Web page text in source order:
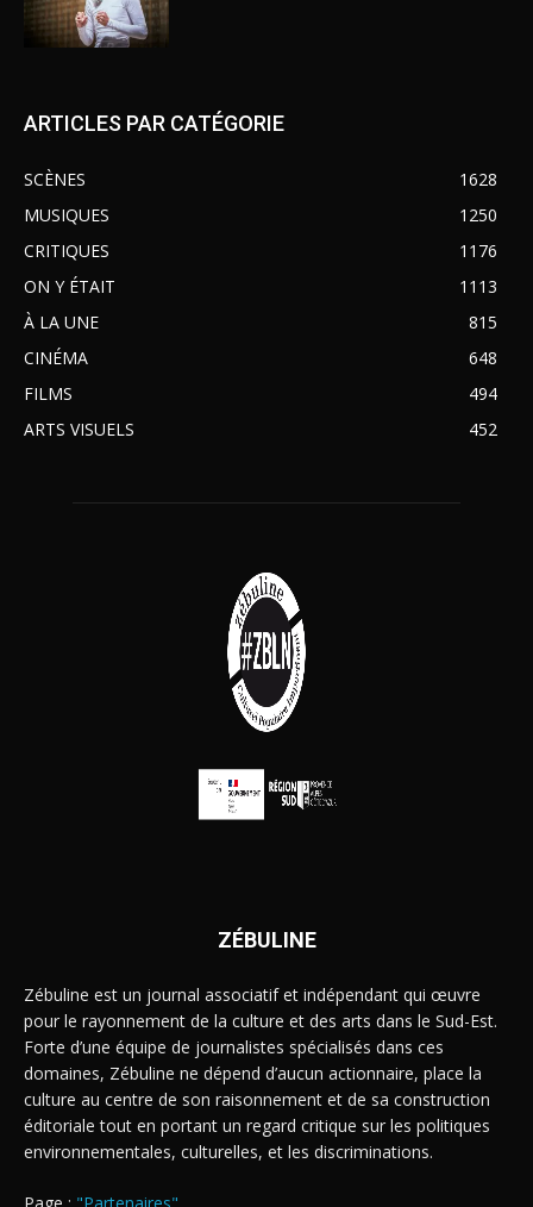
ARTICLES PAR CATÉGORIE
SCÈNES
1628
MUSIQUES
1250
CRITIQUES
1176
ON Y ÉTAIT
1113
À LA UNE
815
CINÉMA
648
FILMS
494
ARTS VISUELS
452
ZÉBULINE
Zébuline est un journal associatif et indépendant qui œuvre
pour le rayonnement de la culture et des arts dans le Sud-Est.
Forte d’une équipe de journalistes spécialisés dans ces
domaines, Zébuline ne dépend d’aucun actionnaire, place la
culture au centre de son raisonnement et de sa construction
éditoriale tout en portant un regard critique sur les politiques
environnementales, culturelles, et les discriminations.